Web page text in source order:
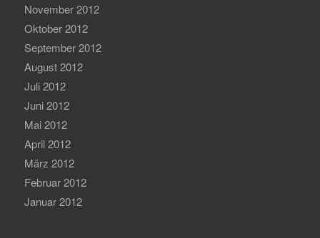
November 2012
Oktober 2012
September 2012
August 2012
Juli 2012
Juni 2012
Mai 2012
April 2012
März 2012
Februar 2012
Januar 2012